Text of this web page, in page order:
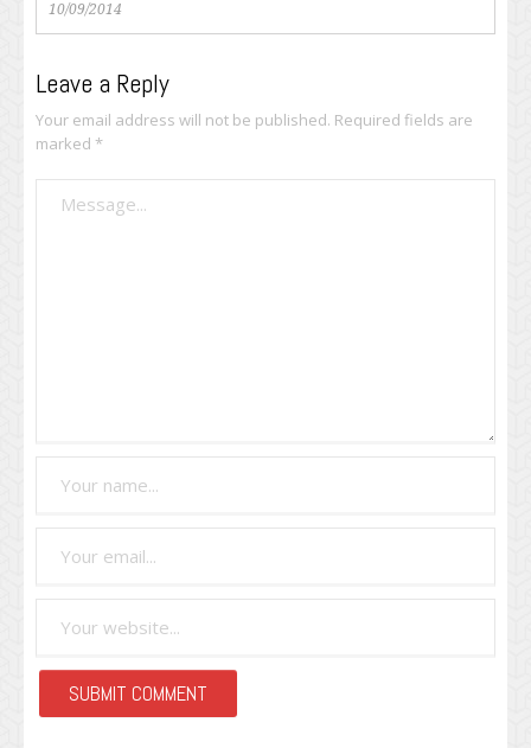
10/09/2014
Leave a Reply
Your email address will not be published. Required fields are
marked *